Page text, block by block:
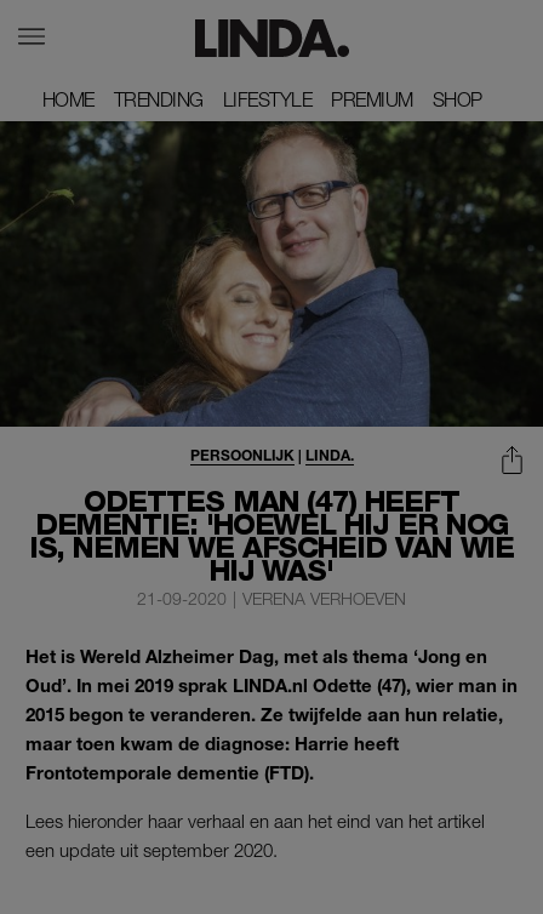
HOME
HOME TRENDING
TRENDING LIFESTYLE
LIFESTYLE PREMIUM
PREMIUM SHOP
SHOP
ODETTES MAN (47) HEEFT
DEMENTIE: 'HOEWEL HIJ ER NOG
IS, NEMEN WE AFSCHEID VAN WIE
HIJ WAS'
PERSOONLIJK | LINDA.
21-09-2020 | VERENA VERHOEVEN
Het is Wereld Alzheimer Dag, met als thema ‘Jong en
Oud’. In mei 2019 sprak LINDA.nl Odette (47), wier man in
2015 begon te veranderen. Ze twijfelde aan hun relatie,
maar toen kwam de diagnose: Harrie heeft
Frontotemporale dementie (FTD).
Lees hieronder haar verhaal en aan het eind van het artikel
een update uit september 2020.